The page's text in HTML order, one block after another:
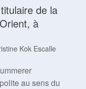
de la
à
Kok Escalle
au sens du